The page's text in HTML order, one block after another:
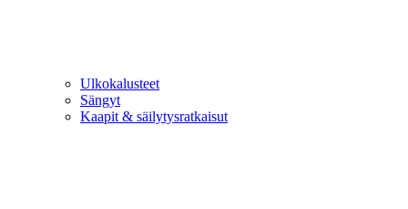
Ulkokalusteet
Sängyt
Kaapit & säilytysratkaisut